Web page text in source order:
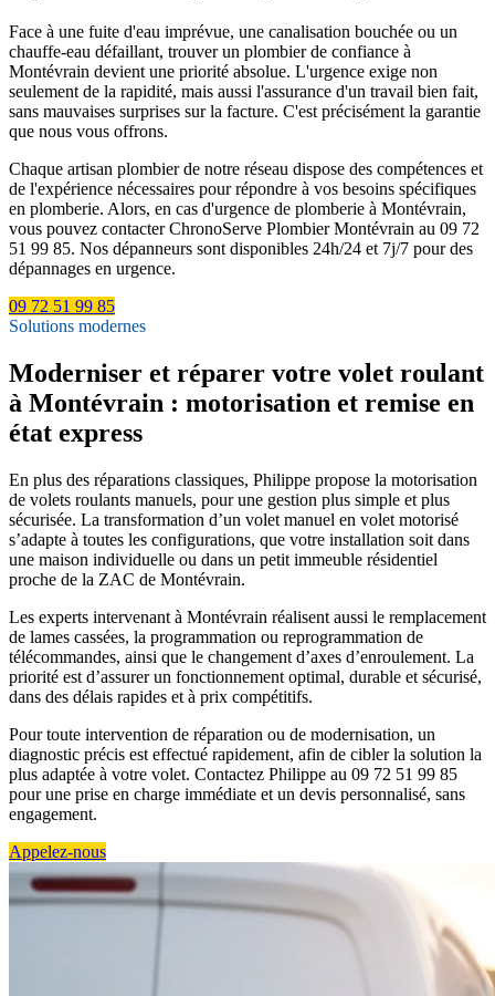
Face à une fuite d'eau imprévue, une canalisation bouchée ou un
chauffe-eau défaillant, trouver un plombier de confiance à
Montévrain devient une priorité absolue. L'urgence exige non
seulement de la rapidité, mais aussi l'assurance d'un travail bien fait,
sans mauvaises surprises sur la facture. C'est précisément la garantie
que nous vous offrons.
Chaque artisan plombier de notre réseau dispose des compétences et
de l'expérience nécessaires pour répondre à vos besoins spécifiques
en plomberie. Alors, en cas d'urgence de plomberie à Montévrain,
vous pouvez contacter ChronoServe Plombier Montévrain au 09 72
51 99 85. Nos dépanneurs sont disponibles 24h/24 et 7j/7 pour des
dépannages en urgence.
09 72 51 99 85
Solutions modernes
Moderniser et réparer votre volet roulant
à Montévrain : motorisation et remise en
état express
En plus des réparations classiques, Philippe propose la motorisation
de volets roulants manuels, pour une gestion plus simple et plus
sécurisée. La transformation d’un volet manuel en volet motorisé
s’adapte à toutes les configurations, que votre installation soit dans
une maison individuelle ou dans un petit immeuble résidentiel
proche de la ZAC de Montévrain.
Les experts intervenant à Montévrain réalisent aussi le remplacement
de lames cassées, la programmation ou reprogrammation de
télécommandes, ainsi que le changement d’axes d’enroulement. La
priorité est d’assurer un fonctionnement optimal, durable et sécurisé,
dans des délais rapides et à prix compétitifs.
Pour toute intervention de réparation ou de modernisation, un
diagnostic précis est effectué rapidement, afin de cibler la solution la
plus adaptée à votre volet. Contactez Philippe au 09 72 51 99 85
pour une prise en charge immédiate et un devis personnalisé, sans
engagement.
Appelez-nous